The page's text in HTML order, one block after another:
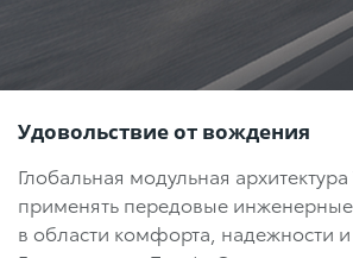
Удовольствие от вождения
Глобальная модульная
применять передовые
в области комфорта, надежности и